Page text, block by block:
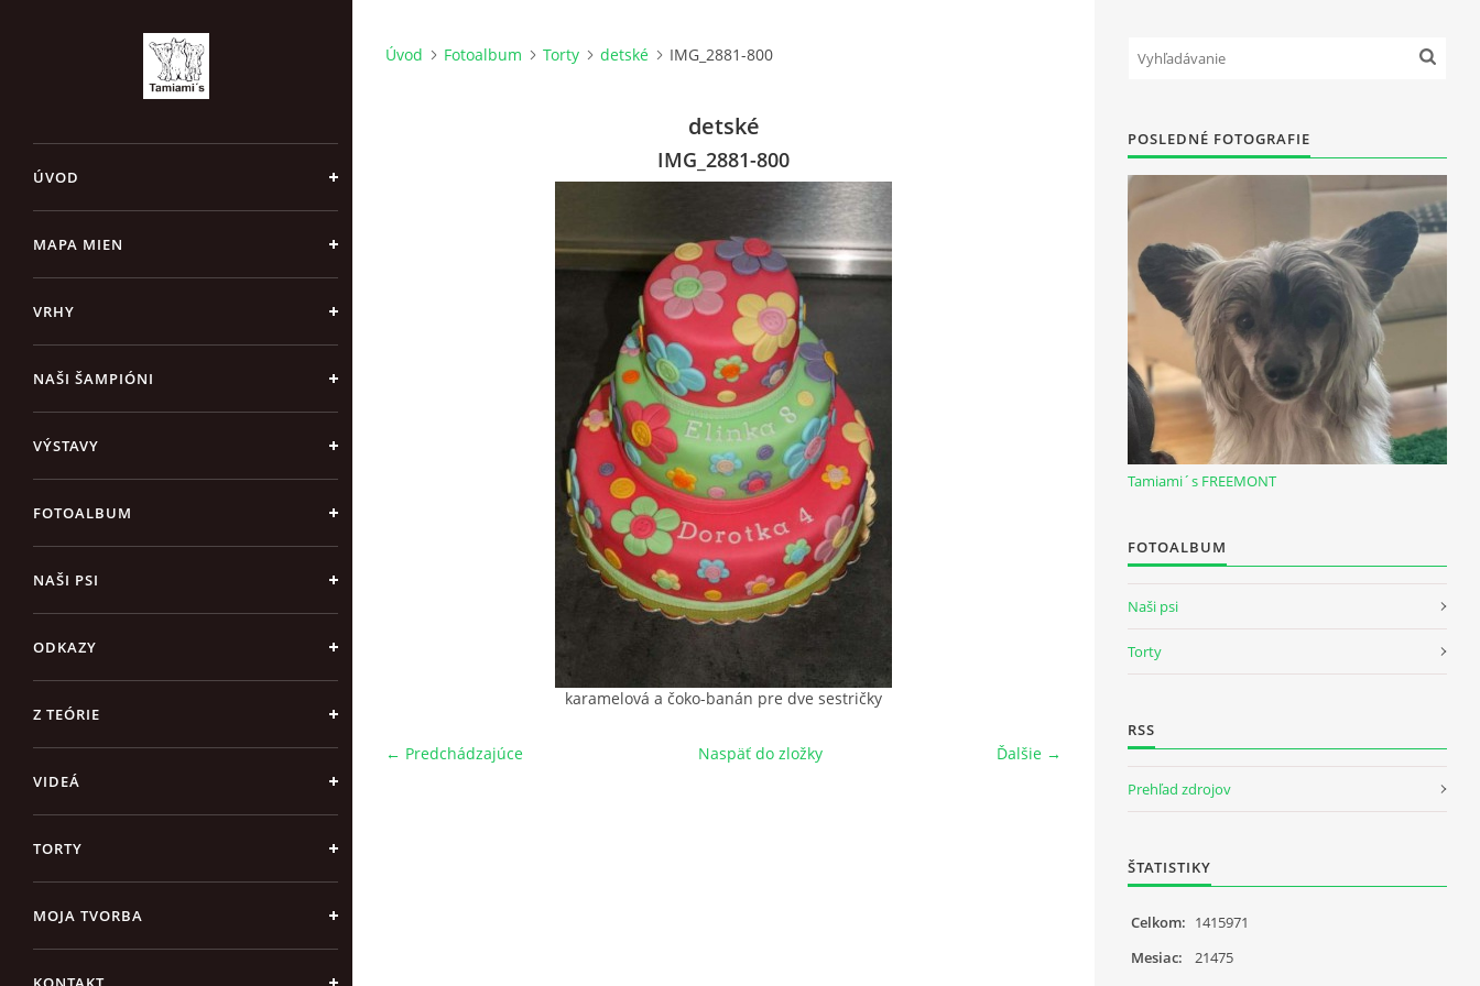
ÚVOD
MAPA MIEN
VRHY
NAŠI ŠAMPIÓNI
VÝSTAVY
FOTOALBUM
NAŠI PSI
ODKAZY
Z TEÓRIE
VIDEÁ
TORTY
MOJA TVORBA
Úvod Fotoalbum Torty detské IMG_2881-800
detské
IMG_2881-800
karamelová a čoko-banán pre dve sestričky
← Predchádzajúce Ďalšie →
Naspäť do zložky
POSLEDNÉ FOTOGRAFIE
Tamiami´s FREEMONT
FOTOALBUM
Naši psi
Torty
RSS
Prehľad zdrojov
ŠTATISTIKY
Celkom: 1415971
Mesiac:
21475